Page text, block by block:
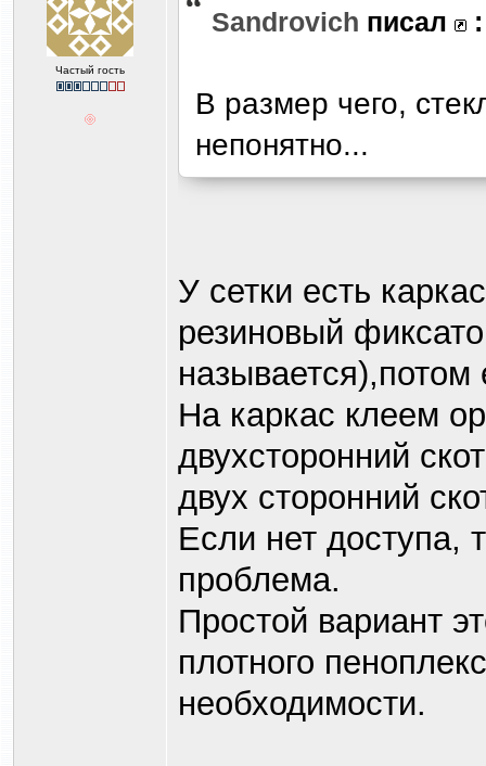
Частый гость
Sandrovich писал :
В размер чего,
непонятно...
У сетки есть
резиновый
На каркас клеем
двухсторонний
двух сторонний
Если нет доступа,
проблема.
Простой вариант
плотного
необходимости.